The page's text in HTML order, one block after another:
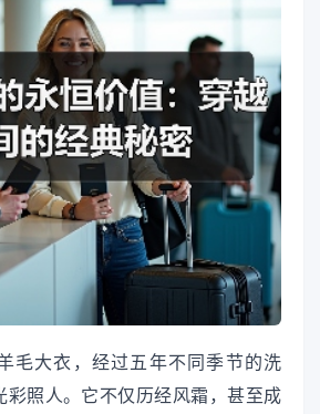
毛大衣，经过五年不同季节的洗
彩照人。它不仅历经风霜，甚至成